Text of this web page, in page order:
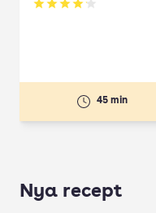
Betyg: 4.09 av 5
45 min
Nya recept